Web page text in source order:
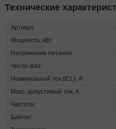
Технические
Артикул:
Мощность, кВт:
Напряжение питания:
Число фаз:
Номинальный ток (ICL), А:
Макс. допустимый ток, А:
Частота:
Байпас: